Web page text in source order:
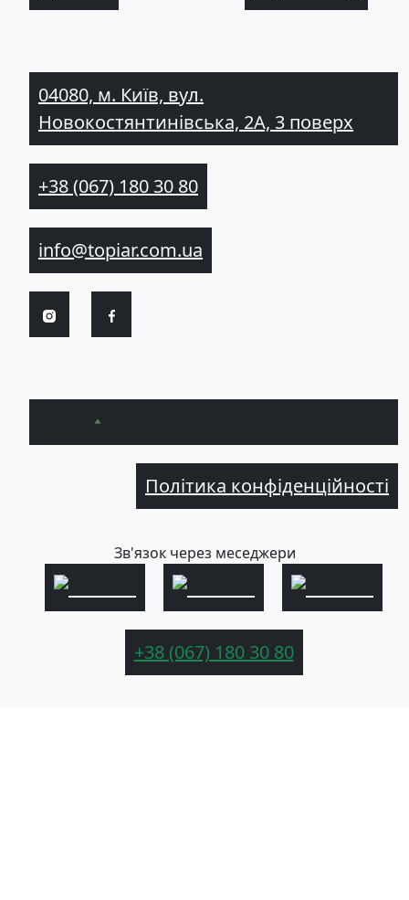
04080, м. Київ, вул.
Новокостянтинівська, 2А, 3 поверх
+38 (067) 180 30 80
info@topiar.com.ua
Політика конфіденційності
Зв'язок через меседжери
+38 (067) 180 30 80